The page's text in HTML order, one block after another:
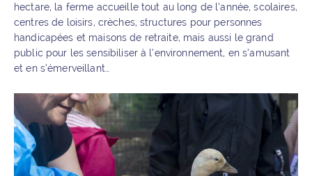
hectare, la ferme accueille tout au long de l’année, scolaires,
centres de loisirs, crèches, structures pour personnes
handicapées et maisons de retraite, mais aussi le grand
public pour les sensibiliser à l’environnement, en s’amusant
et en s’émerveillant…